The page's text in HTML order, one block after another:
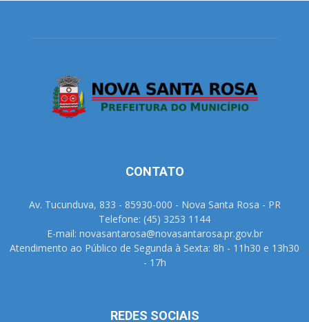
CONTATO
Av. Tucunduva, 833 - 85930-000 - Nova Santa Rosa - PR
Telefone: (45) 3253 1144
E-mail: novasantarosa@novasantarosa.pr.gov.br
Atendimento ao Público de Segunda à Sexta: 8h - 11h30 e 13h30
- 17h
REDES SOCIAIS